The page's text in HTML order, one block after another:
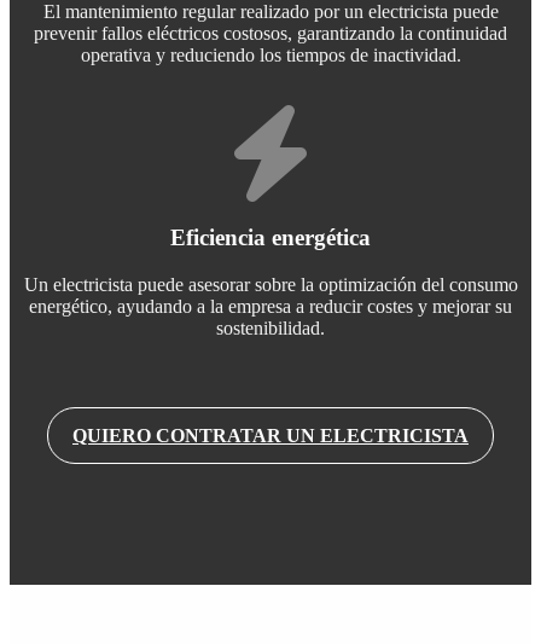
El mantenimiento regular realizado por un electricista puede
prevenir fallos eléctricos costosos, garantizando la continuidad
operativa y reduciendo los tiempos de inactividad.
Eficiencia energética
Un electricista puede asesorar sobre la optimización del consumo
energético, ayudando a la empresa a reducir costes y mejorar su
sostenibilidad.
QUIERO CONTRATAR UN ELECTRICISTA